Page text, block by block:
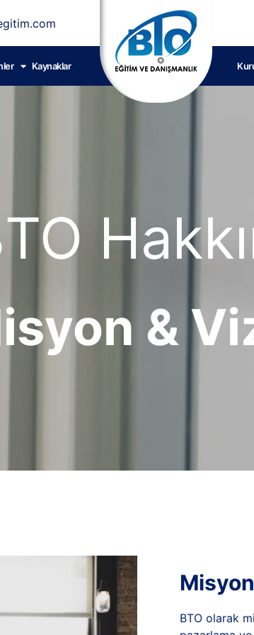
Kaynaklar
&
BTO olarak